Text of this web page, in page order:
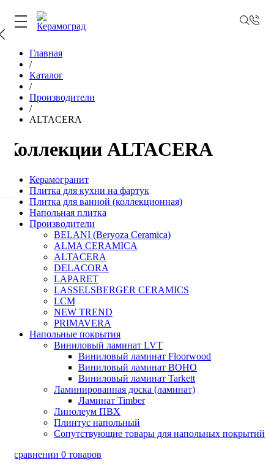
Главная
/
Каталог
/
Производители
/
ALTACERA
Коллекции ALTACERA
Керамогранит
Плитка для кухни на фартук
Плитка для ванной (коллекционная)
Напольная плитка
Производители
BELANI (Beryoza Ceramica)
ALMA CERAMICA
ALTACERA
DELACORA
LAPARET
LASSELSBERGER CERAMICS
LCM
NEW TREND
PRIMAVERA
Напольные покрытия
Виниловый ламинат LVT
Виниловый ламинат Floorwood
Виниловый ламинат BOHO
Виниловый ламинат Tarkett
Ламинированная доска (ламинат)
Ламинат Timber
Линолеум ПВХ
Плинтус напольный
Сопутствующие товары для напольных покрытий
В сравнении 0 товаров